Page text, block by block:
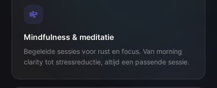
Mindfulness & meditatie
Begeleide sessies voor rust en focus. Van morning
clarity tot stressreductie, altijd een passende sessie.